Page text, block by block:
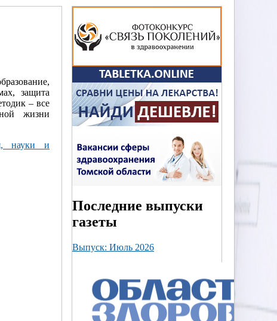
Последние выпуски
газеты
Выпуск: Июль 2026
защита
– все
жизни
науки и